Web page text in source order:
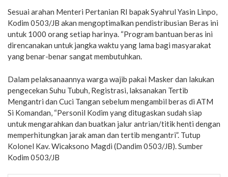
Sesuai arahan Menteri Pertanian RI bapak Syahrul Yasin Linpo,
Kodim 0503/JB akan mengoptimalkan pendistribusian Beras ini
untuk 1000 orang setiap harinya. “Program bantuan beras ini
direncanakan untuk jangka waktu yang lama bagi masyarakat
yang benar-benar sangat membutuhkan.
Dalam pelaksanaannya warga wajib pakai Masker dan lakukan
pengecekan Suhu Tubuh, Registrasi, laksanakan Tertib
Mengantri dan Cuci Tangan sebelum mengambil beras di ATM
Si Komandan, “Personil Kodim yang ditugaskan sudah siap
untuk mengarahkan dan buatkan jalur antrian/titik henti dengan
memperhitungkan jarak aman dan tertib mengantri”. Tutup
Kolonel Kav. Wicaksono Magdi (Dandim 0503/JB). Sumber
Kodim 0503/JB